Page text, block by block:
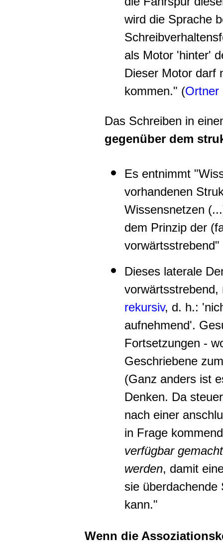
wird die Sprache
als Motor 'hinter'
Dieser Motor darf
kommen." (Ortner
Das Schreiben in
gegenüber dem
Es entnimmt
vorhandenen
Wissensnetzen
dem Prinzip der
vorwärtsstrebend"
Dieses laterale
rekursiv, d. h.:
aufnehmend'.
Fortsetzungen -
Geschriebene
(Ganz anders ist
Denken. Da
nach einer
in Frage
verfügbar
werden, damit
sie überdachende
kann."
Wenn die